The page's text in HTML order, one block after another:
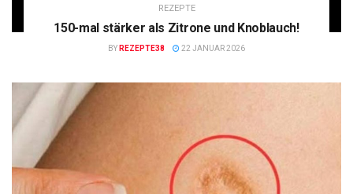
REZEPTE
150-mal stärker als Zitrone und Knoblauch!
BY REZEPTE38 22 JANUAR 2026